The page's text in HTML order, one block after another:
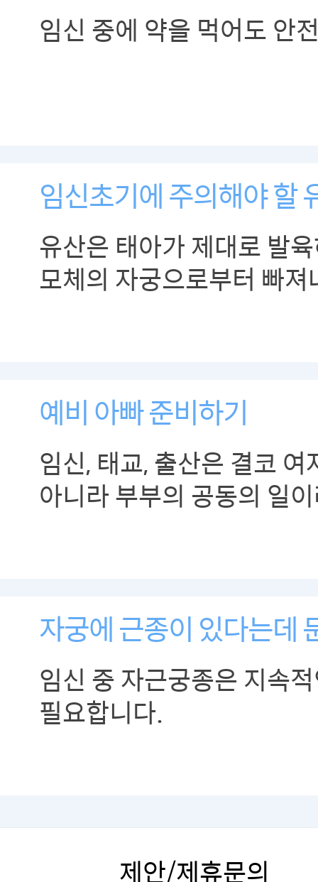
임신 중에 약을 먹어도 안
임신초기에 주의해야 할
유산은 태아가 제대로 발
모체의 자궁으로부터 빠
예비 아빠 준비하기
임신, 태교, 출산은 결코
아니라 부부의 공동의 일
자궁에 근종이 있다는데
임신 중 자근궁종은 지속
필요합니다.
제안/제휴문의